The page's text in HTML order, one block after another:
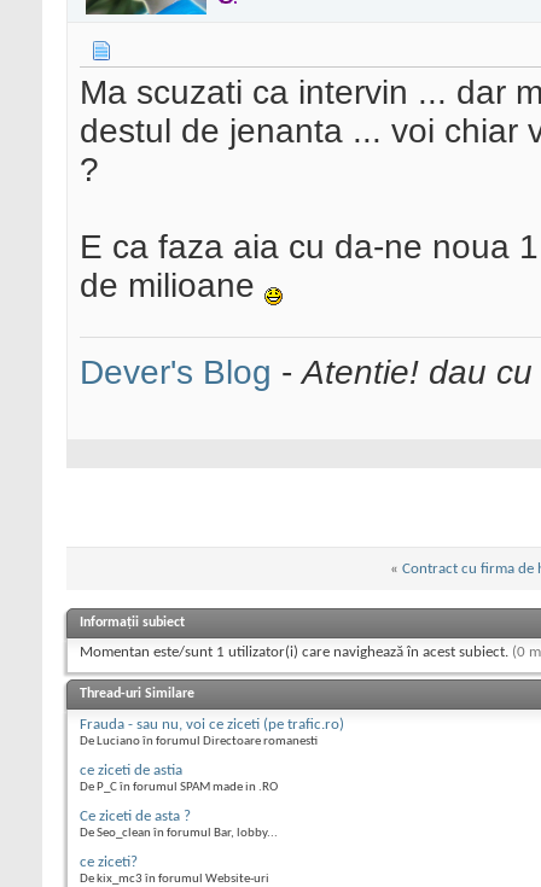
Ma scuzati ca intervin ... dar
destul de jenanta ... voi chiar
?
E ca faza aia cu da-ne noua
de milioane
Dever's Blog -Atentie! dau
« Contract cu firma de
Informații subiect
Momentan este/sunt 1 utilizator(i) care navighează în acest subiect. (0
Thread-uri Similare
Frauda - sau nu, voi ce ziceti (pe trafic.ro)
De Luciano în forumul Directoare romanesti
ce ziceti de astia
De P_C în forumul SPAM made in .RO
Ce ziceti de asta ?
De Seo_clean în forumul Bar, lobby...
ce ziceti?
De kix_mc3 în forumul Website-uri